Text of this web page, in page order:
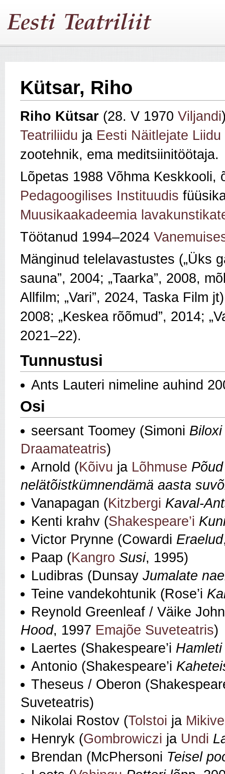
Kütsar, Riho
Riho Kütsar (28. V 1970 Viljandi
Teatriliidu ja Eesti Näitlejate Liidu
zootehnik, ema meditsiinitöötaja.
Lõpetas 1988 Võhma Keskkooli,
Pedagoogilises Instituudis
Muusikaakadeemia
Töötanud 1994–2024
Mänginud telelavastustes („Üks
sauna”, 2004; „Taarka”, 2008,
Allfilm; „Vari”, 2024, Taska Film
2008; „Keskea rõõmud”, 2014;
2021–22).
Tunnustusi
Ants Lauteri nimeline auhind
Osi
seersant Toomey (Simoni
Draamateatris)
Arnold (Kõivu ja Lõhmuse
nelätõistkümnendämä aasta
Vanapagan (Kitzbergi Kaval-
Kenti krahv (Shakespeare’i
Victor Prynne (Cowardi Eraelud
Paap (Kangro Susi, 1995)
Ludibras (Dunsay Jumalate
Teine vandekohtunik (Rose’i
Reynold Greenleaf / Väike
Hood, 1997 Emajõe Suveteatris)
Laertes (Shakespeare’i
Antonio (Shakespeare’i
Theseus / Oberon
Suveteatris)
Nikolai Rostov (Tolstoi ja
Henryk (Gombrowiczi ja Undi
Brendan (McPhersoni Teisel